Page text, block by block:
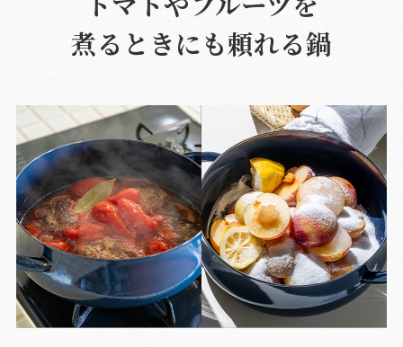
煮るときにも頼れる鍋